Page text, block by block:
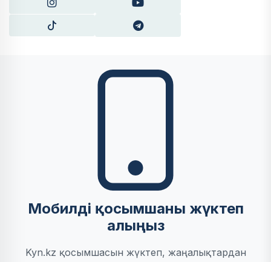
Мобилді қосымшаны жүктеп
алыңыз
Kyn.kz қосымшасын жүктеп, жаңалықтардан